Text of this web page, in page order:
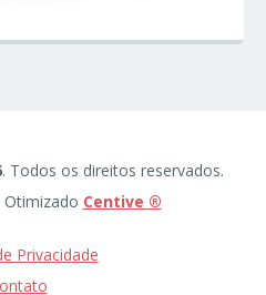
. Todos os direitos reservados.
Otimizado Centive ®
Privacidade